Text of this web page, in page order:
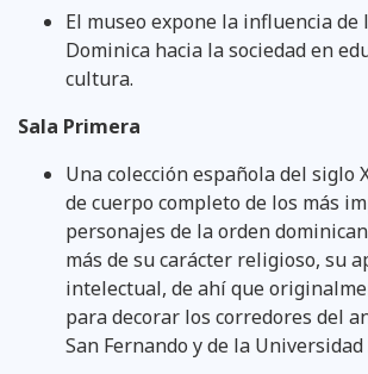
El museo expone la influencia de
Dominica hacia la sociedad en
cultura.
Sala Primera
Una colección española del siglo
de cuerpo completo de los más
personajes de la orden
más de su carácter religioso, su
intelectual, de ahí que
para decorar los corredores del
San Fernando y de la Universidad